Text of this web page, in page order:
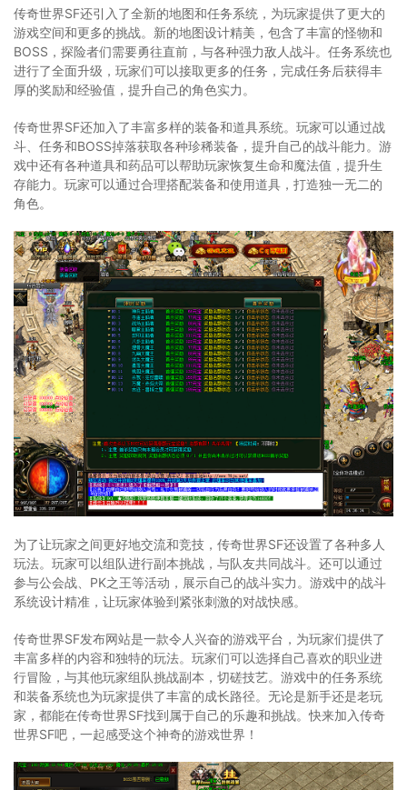
传奇世界SF还引入了全新的地图和任务系统，为玩家提供了更大的
游戏空间和更多的挑战。新的地图设计精美，包含了丰富的怪物和
BOSS，探险者们需要勇往直前，与各种强力敌人战斗。任务系统也
进行了全面升级，玩家们可以接取更多的任务，完成任务后获得丰
厚的奖励和经验值，提升自己的角色实力。
传奇世界SF还加入了丰富多样的装备和道具系统。玩家可以通过战
斗、任务和BOSS掉落获取各种珍稀装备，提升自己的战斗能力。游
戏中还有各种道具和药品可以帮助玩家恢复生命和魔法值，提升生
存能力。玩家可以通过合理搭配装备和使用道具，打造独一无二的
角色。
为了让玩家之间更好地交流和竞技，传奇世界SF还设置了各种多人
玩法。玩家可以组队进行副本挑战，与队友共同战斗。还可以通过
参与公会战、PK之王等活动，展示自己的战斗实力。游戏中的战斗
系统设计精准，让玩家体验到紧张刺激的对战快感。
传奇世界SF发布网站是一款令人兴奋的游戏平台，为玩家们提供了
丰富多样的内容和独特的玩法。玩家们可以选择自己喜欢的职业进
行冒险，与其他玩家组队挑战副本，切磋技艺。游戏中的任务系统
和装备系统也为玩家提供了丰富的成长路径。无论是新手还是老玩
家，都能在传奇世界SF找到属于自己的乐趣和挑战。快来加入传奇
世界SF吧，一起感受这个神奇的游戏世界！